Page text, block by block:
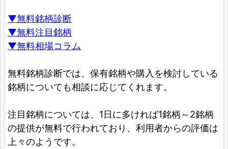
▼無料銘柄診断
▼無料注目銘柄
▼無料相場コラム
無料銘柄診断では、保有銘柄や購入を検討している
銘柄についても相談に応じてくれます。
注目銘柄については、1日に多ければ1銘柄～2銘柄
の提供が無料で行われており、利用者からの評価は
上々のようです。